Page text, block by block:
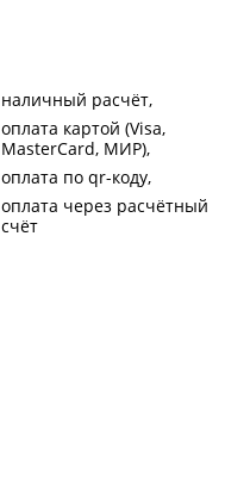
наличный расчёт
оплата картой (Visa,
MasterCard, МИР)
оплата по qr-коду
оплата через расчётный
счёт